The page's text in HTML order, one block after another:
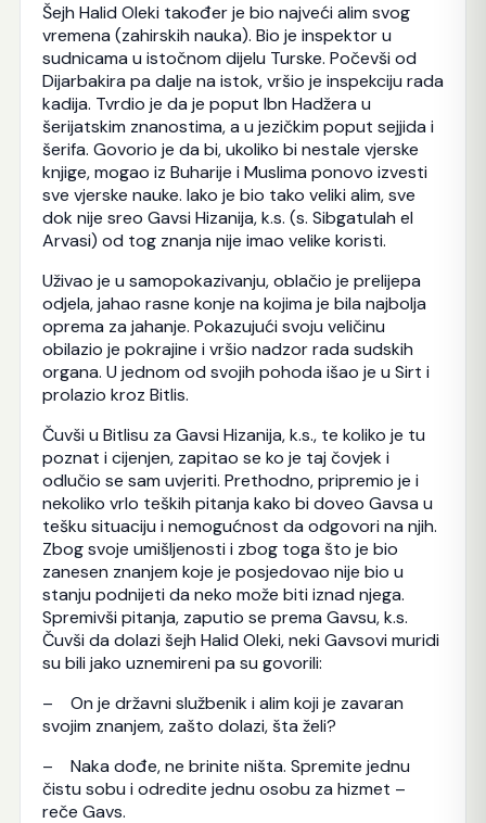
Šejh Halid Oleki također je bio najveći alim svog
vremena (zahirskih nauka). Bio je inspektor u
sudnicama u istočnom dijelu Turske. Počevši od
Dijarbakira pa dalje na istok, vršio je inspekciju rada
kadija. Tvrdio je da je poput Ibn Hadžera u
šerijatskim znanostima, a u jezičkim poput sejjida i
šerifa. Govorio je da bi, ukoliko bi nestale vjerske
knjige, mogao iz Buharije i Muslima ponovo izvesti
sve vjerske nauke. Iako je bio tako veliki alim, sve
dok nije sreo Gavsi Hizanija, k.s. (s. Sibgatulah el
Arvasi) od tog znanja nije imao velike koristi.
Uživao je u samopokazivanju, oblačio je prelijepa
odjela, jahao rasne konje na kojima je bila najbolja
oprema za jahanje. Pokazujući svoju veličinu
obilazio je pokrajine i vršio nadzor rada sudskih
organa. U jednom od svojih pohoda išao je u Sirt i
prolazio kroz Bitlis.
Čuvši u Bitlisu za Gavsi Hizanija, k.s., te koliko je tu
poznat i cijenjen, zapitao se ko je taj čovjek i
odlučio se sam uvjeriti. Prethodno, pripremio je i
nekoliko vrlo teških pitanja kako bi doveo Gavsa u
tešku situaciju i nemogućnost da odgovori na njih.
Zbog svoje umišljenosti i zbog toga što je bio
zanesen znanjem koje je posjedovao nije bio u
stanju podnijeti da neko može biti iznad njega.
Spremivši pitanja, zaputio se prema Gavsu, k.s.
Čuvši da dolazi šejh Halid Oleki, neki Gavsovi muridi
su bili jako uznemireni pa su govorili:
– On je državni službenik i alim koji je zavaran
svojim znanjem, zašto dolazi, šta želi?
– Naka dođe, ne brinite ništa. Spremite jednu
čistu sobu i odredite jednu osobu za hizmet –
reče Gavs.